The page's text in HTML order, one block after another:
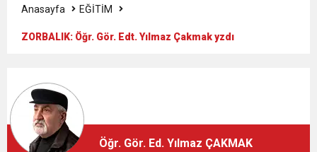
14:45 “AYAKTA ÖLMEK Mİ, DİZÜSTÜ YAŞAMAK MI?”
Anasayfa EĞİTİM
ZORBALIK: Öğr. Gör. Edt. Yılmaz Çakmak yzdı
Öğr. Gör. Ed. Yılmaz ÇAKMAK